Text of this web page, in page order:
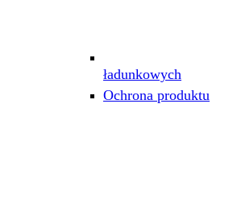
ładunkowych
Ochrona produktu